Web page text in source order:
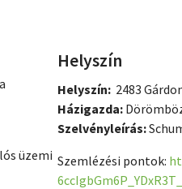
üzemi
Helyszín
Helyszín: 2483
Házigazda:
Szelvényleírás:
Szemlézési pontok: